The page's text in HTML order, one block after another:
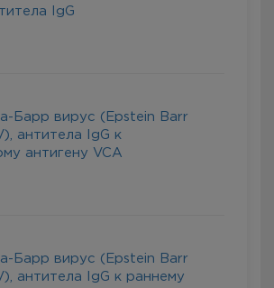
IgG
Барр вирус (Epstein Barr
антитела IgG к
антигену VCA
Барр вирус (Epstein Barr
антитела IgG к раннему